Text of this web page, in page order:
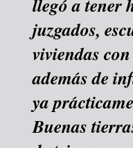
juzgados,
viviendas
además de
ya
Buenas